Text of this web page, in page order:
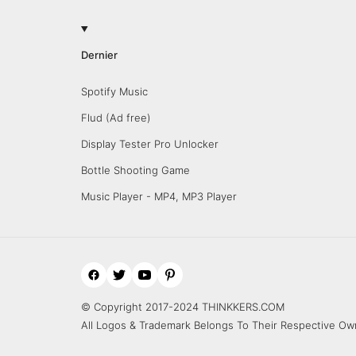
Dernier
Spotify Music
Flud (Ad free)
Display Tester Pro Unlocker
Bottle Shooting Game
Music Player - MP4, MP3 Player
© Copyright 2017-2024 THINKKERS.COM
All Logos & Trademark Belongs To Their Respective